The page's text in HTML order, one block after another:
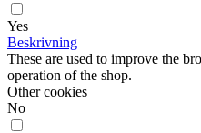
Yes
Beskrivning
These are used to improve the
operation of the shop.
Other cookies
No